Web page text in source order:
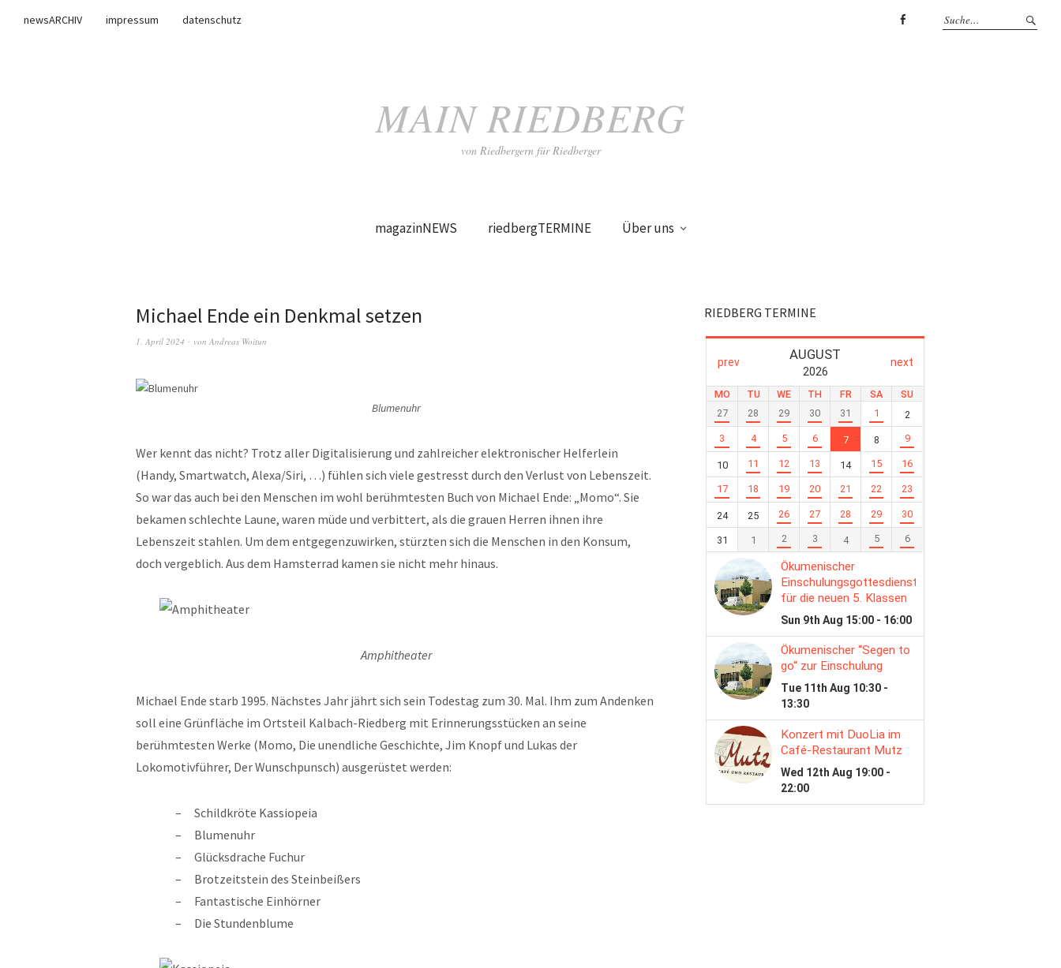
newsARCHIV impressum
datenschutz
MAIN RIEDBERG
von Riedbergern für Riedberger
magazinNEWS riedbergTERMINE Über uns
Michael Ende ein Denkmal setzen
1. April 2024 von Andreas Woitun
Blumenuhr
Wer kennt das nicht? Trotz aller Digitalisierung und zahlreicher elektronischer Helferlein
(Handy, Smartwatch, Alexa/Siri, …) fühlen sich viele gestresst durch den Verlust von Lebenszeit.
So war das auch bei den Menschen im wohl berühmtesten Buch von Michael Ende: „Momo“. Sie
bekamen schlechte Laune, waren müde und verbittert, als die grauen Herren ihnen ihre
Lebenszeit stahlen. Um dem entgegenzuwirken, stürzten sich die Menschen in den Konsum,
doch vergeblich. Aus dem Hamsterrad kamen sie nicht mehr hinaus.
Amphitheater
Michael Ende starb 1995. Nächstes Jahr jährt sich sein Todestag zum 30. Mal. Ihm zum Andenken
soll eine Grünfläche im Ortsteil Kalbach-Riedberg mit Erinnerungsstücken an seine
berühmtesten Werke (Momo, Die unendliche Geschichte, Jim Knopf und Lukas der
Lokomotivführer, Der Wunschpunsch) ausgerüstet werden:
Schildkröte Kassiopeia
Blumenuhr
Glücksdrache Fuchur
Brotzeitstein des Steinbeißers
Fantastische Einhörner
Die Stundenblume
RIEDBERG TERMINE